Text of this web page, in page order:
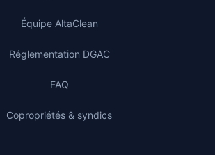
Équipe AltaClean
Réglementation DGAC
FAQ
Copropriétés & syndics